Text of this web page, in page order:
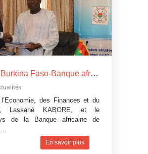
Coopération Burkina Faso-Banque africaine de développement: La Banque africaine de développement accorde trois
des Finances et du
Lassané KABORE, et le
de la Banque africaine de
En savoir plus